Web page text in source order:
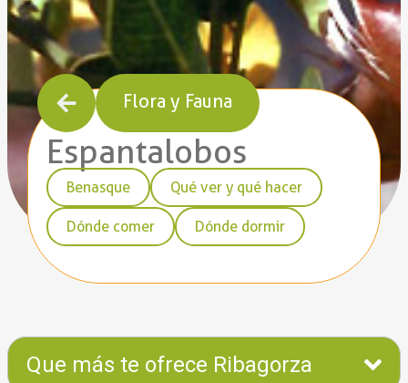
Espantalobos
Benasque Qué ver y qué hacer
Dónde comer Dónde dormir
Flora y Fauna
Que más te ofrece Ribagorza